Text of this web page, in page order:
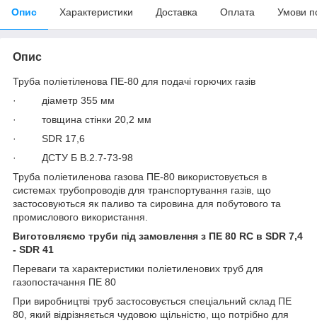
Опис Характеристики Доставка Оплата Умови
Опис
Труба поліетіленова ПЕ-80 для подачі горючих газів
· діаметр 355 мм
· товщина стінки 20,2 мм
· SDR 17,6
· ДСТУ Б В.2.7-73-98
Труба поліетиленова газова ПЕ-80 використовується в
системах трубопроводів для транспортування газів, що
застосовуються як паливо та сировина для побутового та
промислового використання.
Виготовляємо труби під замовлення з ПE 80 RC в SDR 7,4
- SDR 41
Переваги та характеристики поліетиленових труб для
газопостачання ПЕ 80
При виробництві труб застосовується спеціальний склад ПЕ
80, який відрізняється чудовою щільністю, що потрібно для